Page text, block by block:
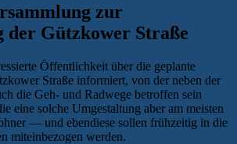
zur
der Gützkower Straße
Öffentlichkeit über die geplante
Straße informiert, von der neben der
die Geh- und Radwege betroffen sein
eine solche Umgestaltung aber am meisten
— und ebendiese sollen frühzeitig in die
miteinbezogen werden.